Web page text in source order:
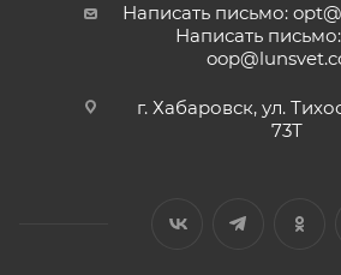
Написать письмо:
Написать
г. Хабаровск, ул.
73Т